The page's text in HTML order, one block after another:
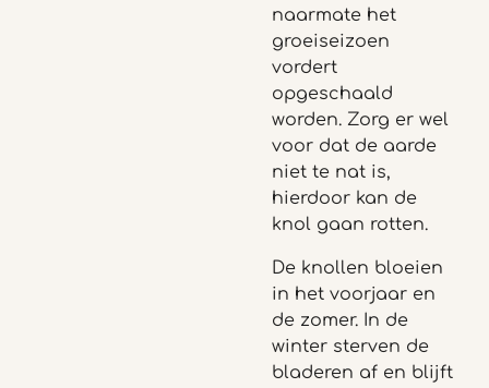
naarmate het
groeiseizoen
vordert
opgeschaald
worden. Zorg er wel
voor dat de aarde
niet te nat is,
hierdoor kan de
knol gaan rotten.
De knollen bloeien
in het voorjaar en
de zomer. In de
winter sterven de
bladeren af en blijft